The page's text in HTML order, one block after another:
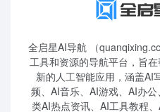
全启星AI导航 （
工具和资源的导航平台，旨
新的人工智能应用，涵盖AI
频、AI音乐、AI游戏、AI办
类AI热点资讯、AI工具教程